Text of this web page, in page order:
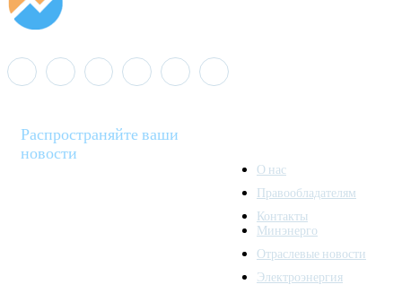
Распространяйте ваши
новости
О нас
Правообладателям
Контакты
Минэнерго
Отраслевые новости
Электроэнергия